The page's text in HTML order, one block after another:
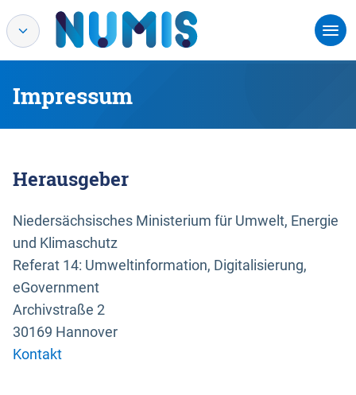
Impressum
Herausgeber
Niedersächsisches Ministerium für Umwelt, Energie
und Klimaschutz
Referat 14: Umweltinformation, Digitalisierung,
eGovernment
Archivstraße 2
30169 Hannover
Kontakt